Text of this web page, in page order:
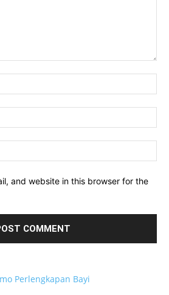
and website in this browser for the